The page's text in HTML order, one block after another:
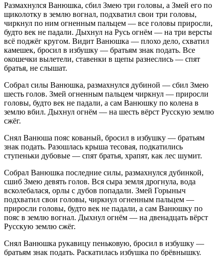
Размахнулся Ванюшка, сбил Змею три головы, а Змей его по
щиколотку в землю вогнал, подхватил свои три головы,
чиркнул по ним огненным пальцем — все головы приросли,
будто век не падали. Дыхнул на Русь огнём — на три версты
всё поджёг кругом. Видит Ванюшка — плохо дело, схватил
камешек, бросил в избушку — братьям знак подать. Все
окошечки вылетели, ставенки в щепы разнеслись — спят
братья, не слышат.
Собрал силы Ванюшка, размахнулся дубиной — сбил Змею
шесть голов. Змей огненным пальцем чиркнул — приросли
головы, будто век не падали, а сам Ванюшку по колена в
землю вбил. Дыхнул огнём — на шесть вёрст Русскую землю
сжёг.
Снял Ванюша пояс кованый, бросил в избушку — братьям
знак подать. Разошлась крыша тесовая, подкатились
ступеньки дубовые — спят братья, храпят, как лес шумит.
Собрал Ванюшка последние силы, размахнулся дубинкой,
сшиб Змею девять голов. Вся сыра земля дрогнула, вода
всколебалася, орлы с дубов попадали. Змей Горыныч
подхватил свои головы, чиркнул огненным пальцем —
приросли головы, будто век не падали, а сам Ванюшку по
пояс в землю вогнал. Дыхнул огнём — на двенадцать вёрст
Русскую землю сжёг.
Снял Ванюшка рукавицу пеньковую, бросил в избушку —
братьям знак подать. Раскатилась избушка по брёвнышку.